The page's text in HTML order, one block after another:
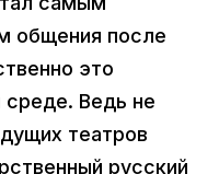
общения после
это
среде. Ведь не
театров
русский